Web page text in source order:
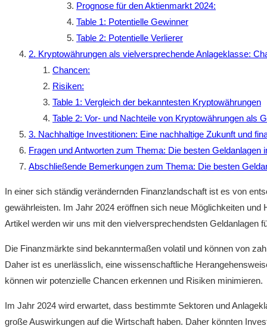
Prognose für den Aktienmarkt⁤ 2024:
Table 1: Potentielle⁤ Gewinner
Table 2: Potentielle ‌Verlierer
2. Kryptowährungen als vielversprechende Anlageklasse:
Chancen:
Risiken:
Table 1: Vergleich​ der bekanntesten Kryptowährungen
Table ​2: Vor- ‌und ⁣Nachteile‍ von Kryptowährungen als
3.⁤ Nachhaltige Investitionen: Eine ‌nachhaltige Zukunft und
Fragen und Antworten⁤ zum Thema: Die besten Geldanlagen
Abschließende Bemerkungen zum Thema: Die‍ besten
In einer sich ständig verändernden Finanzlandschaft ist es von
gewährleisten. Im Jahr 2024 eröffnen sich neue Möglichkeiten
⁢Artikel werden‍ wir uns mit den ‌vielversprechendsten Geldanlagen
Die Finanzmärkte sind bekanntermaßen volatil⁤ und können von
Daher⁤ ist es ⁢unerlässlich, eine wissenschaftliche
können wir potenzielle Chancen ​erkennen und‍ Risiken ⁣minimieren.
Im Jahr 2024 wird erwartet, dass bestimmte Sektoren‍ und
große ‌Auswirkungen⁤ auf ⁤die Wirtschaft haben. Daher könnten‍